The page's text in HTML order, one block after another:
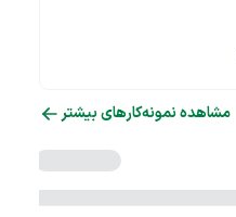
مشاهده نمونه‌کارهای بیشتر